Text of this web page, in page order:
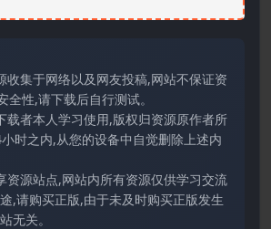
收集于网络以及网友投稿,网站不保证资
全性,请下载后自行测试。
载者本人学习使用,版权归资源原作者所
时之内,从您的设备中自觉删除上述内
资源站点,网站内所有资源仅供学习交流
,请购买正版,由于未及时购买正版发生
无关。